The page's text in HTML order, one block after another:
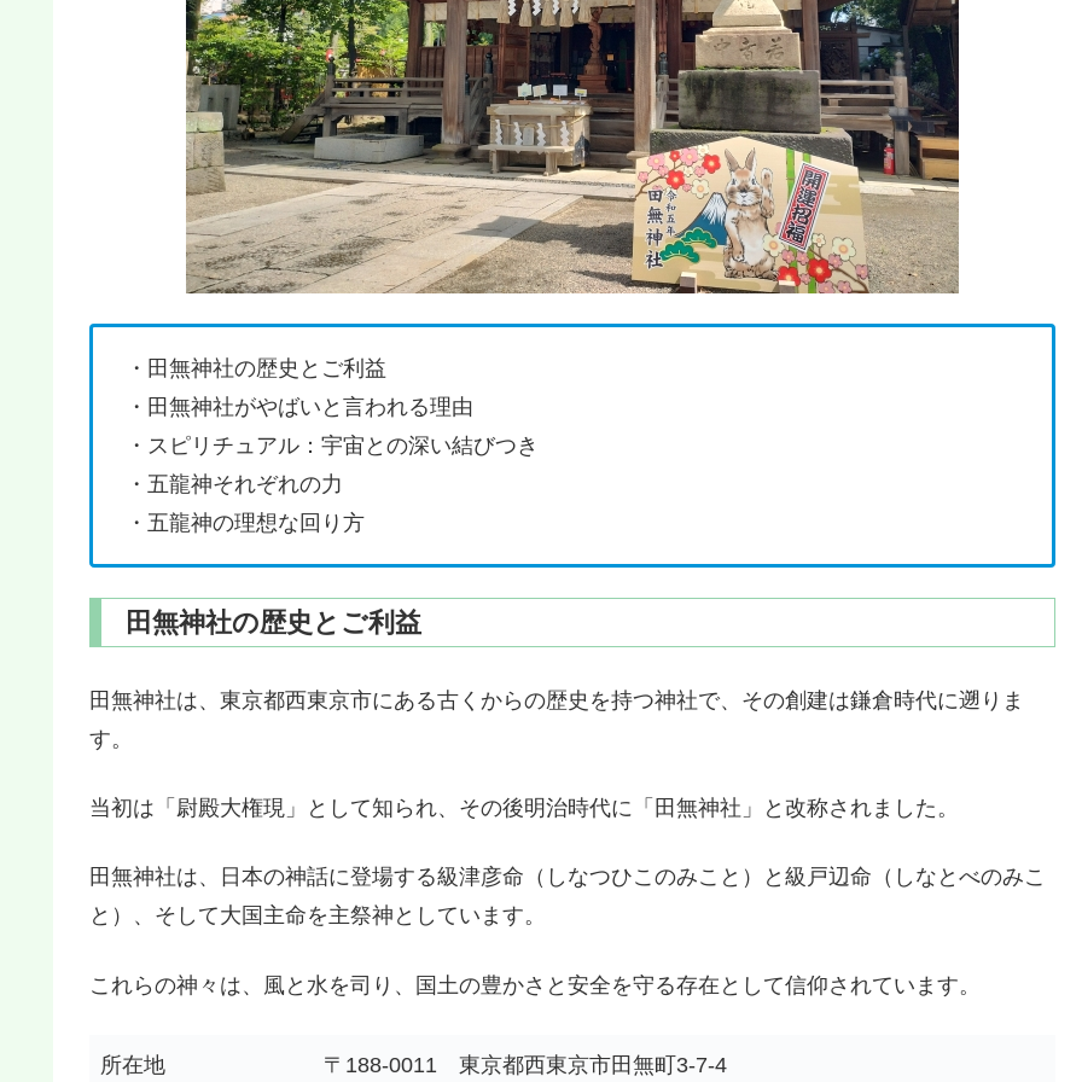
・田無神社の歴史とご利益
・田無神社がやばいと言われる理由
・スピリチュアル：宇宙との深い結びつき
・五龍神それぞれの力
・五龍神の理想な回り方
田無神社の歴史とご利益
田無神社は、東京都西東京市にある古くからの歴史を持つ神社で、その創建は鎌倉時代に遡りま
す。
当初は「尉殿大権現」として知られ、その後明治時代に「田無神社」と改称されました。
田無神社は、日本の神話に登場する級津彦命（しなつひこのみこと）と級戸辺命（しなとべのみこ
と）、そして大国主命を主祭神としています。
これらの神々は、風と水を司り、国土の豊かさと安全を守る存在として信仰されています。
所在地 〒188-0011 東京都西東京市田無町3-7-4